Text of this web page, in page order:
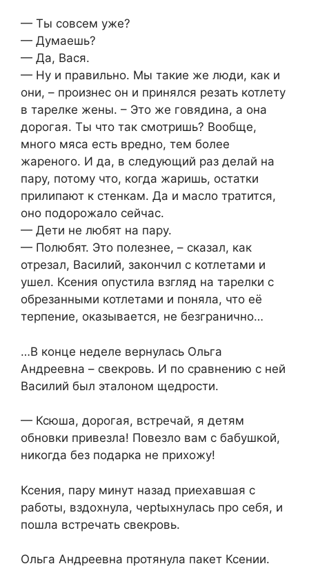
— Ты совсем уже?
— Думаешь?
— Да, Вася.
— Ну и правильно. Мы такие же люди, как и
они, – произнес он и принялся резать котлету
в тарелке жены. – Это же говядина, а она
дорогая. Ты что так смотришь? Вообще,
много мяса есть вредно, тем более
жареного. И да, в следующий раз делай на
пару, потому что, когда жаришь, остатки
прилипают к стенкам. Да и масло тратится,
оно подорожало сейчас.
— Дети не любят на пару.
— Полюбят. Это полезнее, – сказал, как
отрезал, Василий, закончил с котлетами и
ушел. Ксения опустила взгляд на тарелки с
обрезанными котлетами и поняла, что её
терпение, оказывается, не безгранично…
…В конце неделе вернулась Ольга
Андреевна – свекровь. И по сравнению с ней
Василий был эталоном щедрости.
— Ксюша, дорогая, встречай, я детям
обновки привезла! Повезло вам с бабушкой,
никогда без подарка не прихожу!
Ксения, пару минут назад приехавшая с
работы, вздохнула, черtыхнулась про себя, и
пошла встречать свекровь.
Ольга Андреевна протянула пакет Ксении.